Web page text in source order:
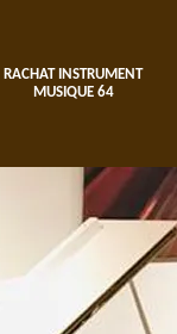
RACHAT INSTRUMENT
MUSIQUE 64